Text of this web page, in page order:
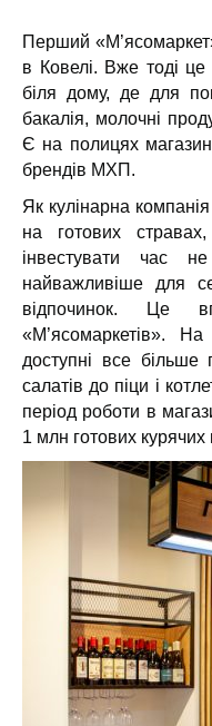
Перший
в Ковелі. Вже тоді
біля дому, де для
бакалія, молочні
Є на полицях
брендів МХП.
Як кулінарна
на готових
інвестувати час
найважливіше для
відпочинок. Це
«М’ясомаркетів».
доступні все
салатів до піци і
період роботи в
1 млн готових курячих